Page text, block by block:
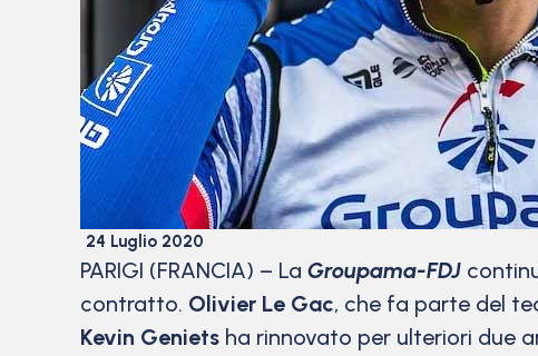
24 Luglio 2020
PARIGI (FRANCIA) – La Groupama-FDJ
contratto. Olivier Le Gac, che fa parte del
Kevin Geniets ha rinnovato per ulteriori due